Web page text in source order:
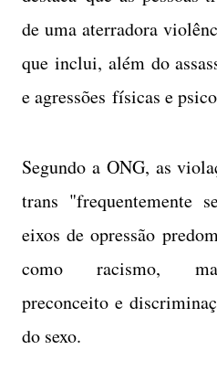
de uma aterradora
que inclui, além do
e agressões físicas e
Segundo a ONG, as
trans "frequentemente
eixos de opressão
como racismo,
preconceito e
do sexo.